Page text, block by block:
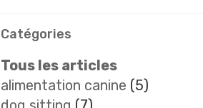
Catégories
Tous les articles
alimentation canine (5)